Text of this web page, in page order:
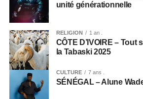
unité générationnelle
RELIGION 1 an .
CÔTE D’IVOIRE – Tout
la Tabaski 2025
CULTURE 7 ans .
SÉNÉGAL – Alune